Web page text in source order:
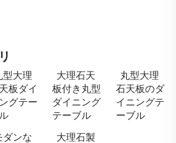
型大理
板ダイ
グテー
大理石天
板付き丸型
ダイニング
テーブル
丸型大理
石天板のダ
イニングテ
ーブル
ダンな
大理石製